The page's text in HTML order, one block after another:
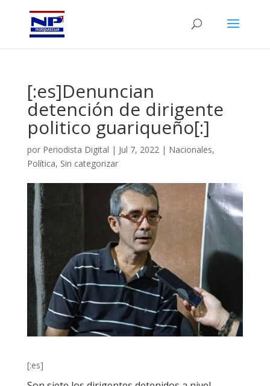
[:es]Denuncian
detención de dirigente
politico guariqueño[:]
por Periodista Digital | Jul 7, 2022| Nacionales,
Política, Sin categorizar
[:es]